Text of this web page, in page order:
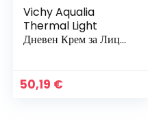
Vichy Aqualia
Thermal Light
Дневен Крем за Лице
Свежест, 50 мл
50,19 €